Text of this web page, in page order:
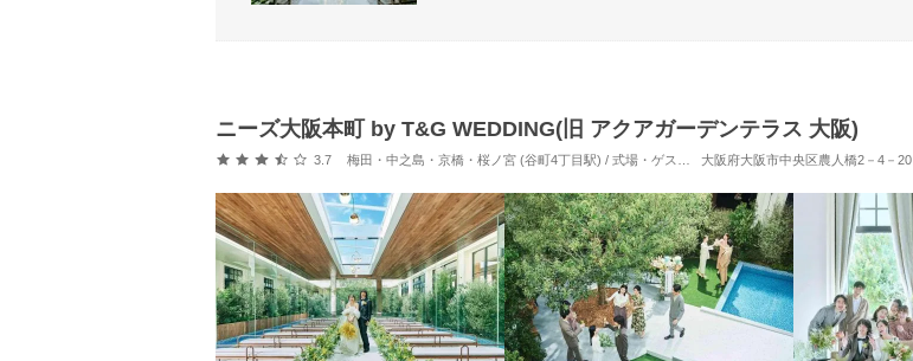
ニーズ大阪本町 by T&G WEDDING(旧 アクアガーデンテラス 大阪)
口コミ評価
3.7 梅田・中之島・京橋・桜ノ宮 (谷町4丁目駅) / 式場・ゲストハウス 対応人数: 着席：10名 ～ 120名
大阪府大阪市中央区農人橋2－4－20